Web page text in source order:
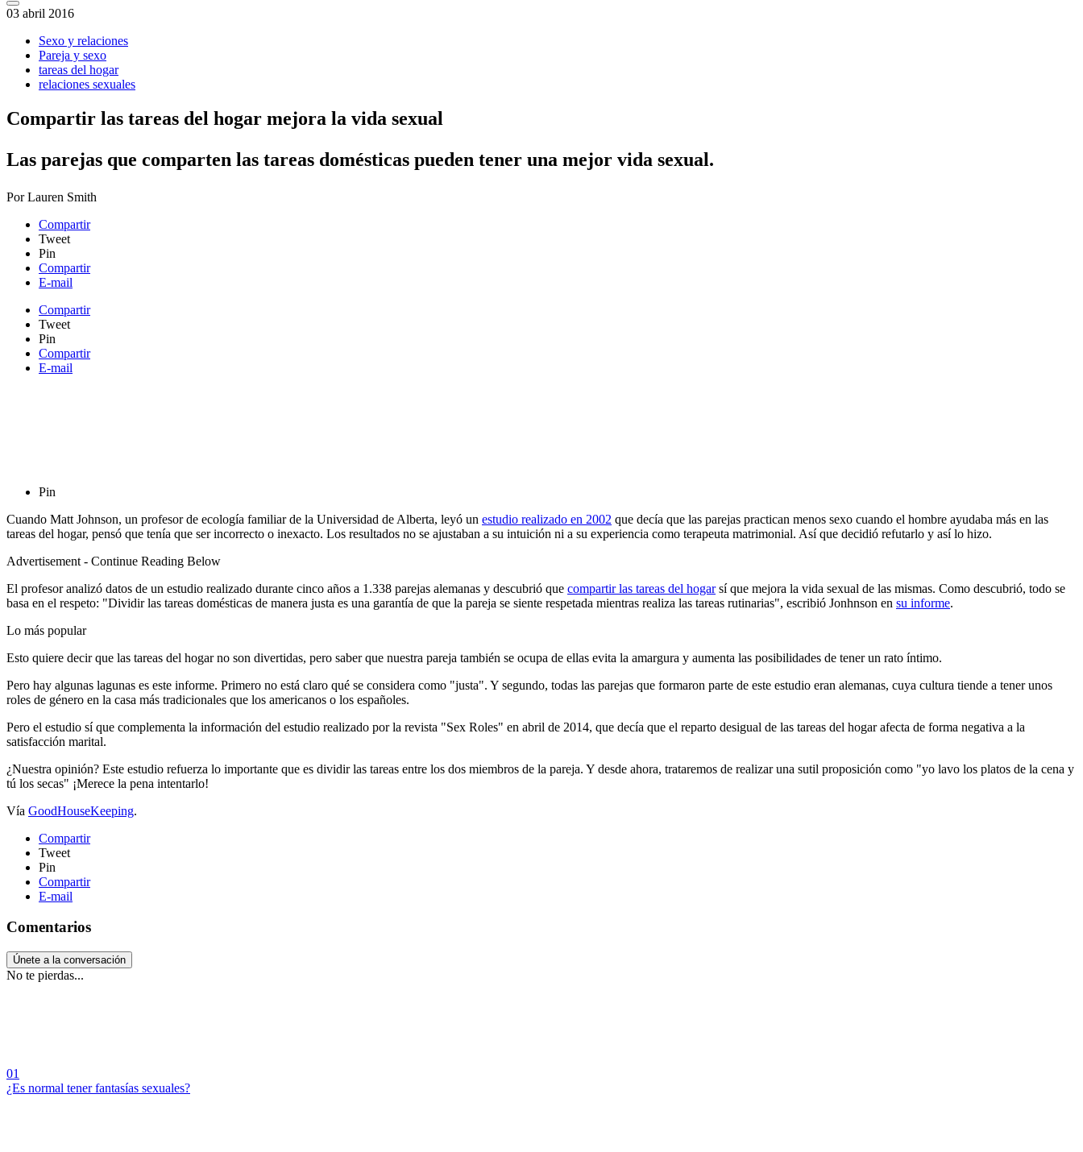
03 abril 2016
Sexo y relaciones
Pareja y sexo
tareas del hogar
relaciones sexuales
Compartir las tareas del hogar mejora la vida sexual
​Las parejas que comparten las tareas domésticas pueden tener una mejor vida sexual.
PorLauren Smith
Compartir
Tweet
Pin
Compartir
E-mail
Compartir
Tweet
Pin
Compartir
E-mail
Pin
Cuando Matt Johnson, un profesor de ecología familiar de la Universidad de Alberta, leyó un estudio realizado en 2002 que decía que las parejas practican menos sexo cuando el hombre ayudaba más en las
tareas del hogar, pensó que tenía que ser incorrecto o inexacto. Los resultados no se ajustaban a su intuición ni a su experiencia como terapeuta matrimonial. Así que decidió refutarlo y así lo hizo.
Advertisement - Continue Reading Below
El profesor analizó datos de un estudio realizado durante cinco años a 1.338 parejas alemanas y descubrió que compartir las tareas del hogarsí que mejora la vida sexual de las mismas. Como descubrió, todo se
basa en el respeto: "Dividir las tareas domésticas de manera justa es una garantía de que la pareja se siente respetada mientras realiza las tareas rutinarias", escribió Jonhnson en su informe.
Lo más popular
Esto quiere decir que las tareas del hogar no son divertidas, pero saber que nuestra pareja también se ocupa de ellas evita la amargura y aumenta las posibilidades de tener un rato íntimo.
Pero hay algunas lagunas es este informe. Primero no está claro qué se considera como "justa". Y segundo, todas las parejas que formaron parte de este estudio eran alemanas, cuya cultura tiende a tener unos
roles de género en la casa más tradicionales que los americanos o los españoles.
Pero el estudio sí que complementa la información del estudio realizado por la revista "Sex Roles" en abril de 2014, que decía que el reparto desigual de las tareas del hogar afecta de forma negativa a la
satisfacción marital.
¿Nuestra opinión? Este estudio refuerza lo importante que es dividir las tareas entre los dos miembros de la pareja. Y desde ahora, trataremos de realizar una sutil proposición como "yo lavo los platos de la cena y
tú los secas" ¡Merece la pena intentarlo!
Vía GoodHouseKeeping.
Compartir
Tweet
Pin
Compartir
E-mail
Comentarios
Únete a la conversación
No te pierdas...
01
¿Es normal tener fantasías sexuales?